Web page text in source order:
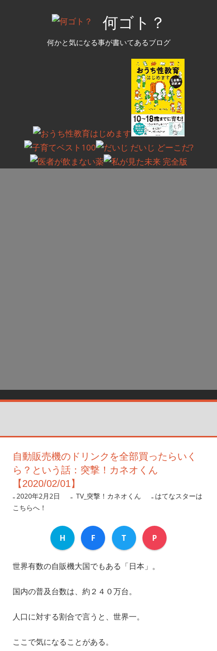
何ゴト？
何かと気になる事が書いてあるブログ
自動販売機のドリンクを全部買ったらいく
ら？という話：突撃！カネオくん
【2020/02/01】
2020年2月2日 nanigoto
TV_突撃！カネオくん
はてなスターは
こちらへ！
H F T P
世界有数の自販機大国でもある「日本」。
国内の普及台数は、約２４０万台。
人口に対する割合で言うと、世界一。
ここで気になることがある。